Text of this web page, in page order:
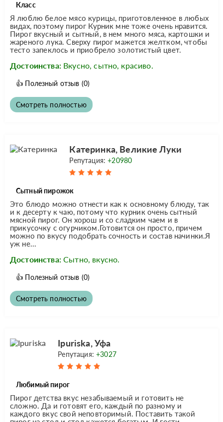
Класс
Я люблю белое мясо курицы, приготовленное в любых
видах, поэтому пирог Курник мне тоже очень нравится.
Пирог вкусный и сытный, в нем много мяса, картошки и
жареного лука. Сверху пирог мажется желтком, чтобы
тесто запеклось и приобрело золотистый цвет.
Достоинства: Вкусно, сытно, красиво.
👍 Полезный отзыв (0)
Смотреть полностью
Катеринка, Великие Луки
Репутация:+20980
Сытный пирожок
Это блюдо можно отнести как к основному блюду, так
и к десерту к чаю, потому что курник очень сытный
мясной пирог. Он хорош и со сладким чаем и в
прикусочку с огурчиком.Готовится он просто, причем
можно по вкусу подобрать сочность и состав начинки.Я
уж не...
Достоинства: Сытно, вкусно.
👍 Полезный отзыв (0)
Смотреть полностью
Ipuriska, Уфа
Репутация:+3027
Любимый пирог
Пирог детства вкус незабываемый и готовить не
сложно. Да и готовят его, каждый по разному и
каждого вкус свой неповторимый. Поставить такой